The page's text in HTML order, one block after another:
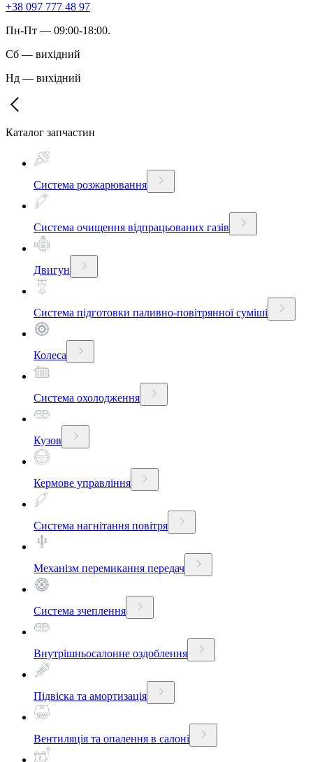
+38 097 777 48 97
Пн-Пт — 09:00-18:00.
Сб — вихідний
Нд — вихідний
Каталог запчастин
Система розжарювання
Система очищення відпрацьованих газів
Двигун
Система підготовки паливно-повітрянної суміші
Колеса
Система охолодження
Кузов
Кермове управління
Система нагнітання повітря
Механізм перемикання передач
Система зчеплення
Внутрішньосалонне оздоблення
Підвіска та амортизація
Вентиляція та опалення в салоні